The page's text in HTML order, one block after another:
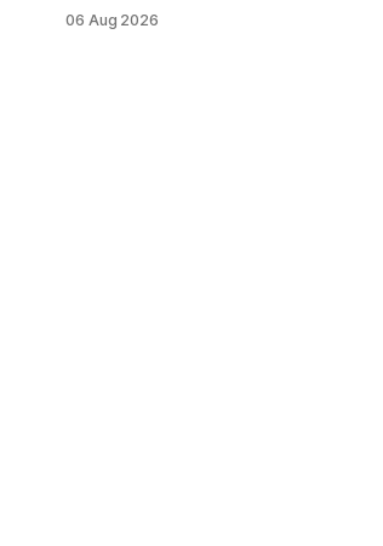
並提供繁體中文指令、需求設定方式與常
06 Aug 2026